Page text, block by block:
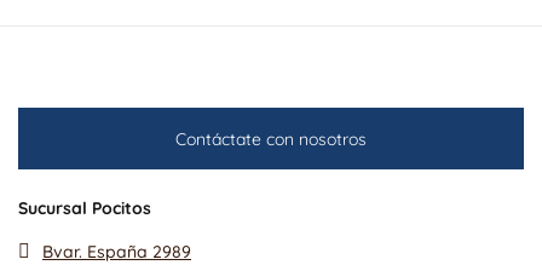
Contáctate con nosotros
Sucursal Pocitos
Bvar. España 2989